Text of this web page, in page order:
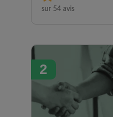
sur 54 avis
2